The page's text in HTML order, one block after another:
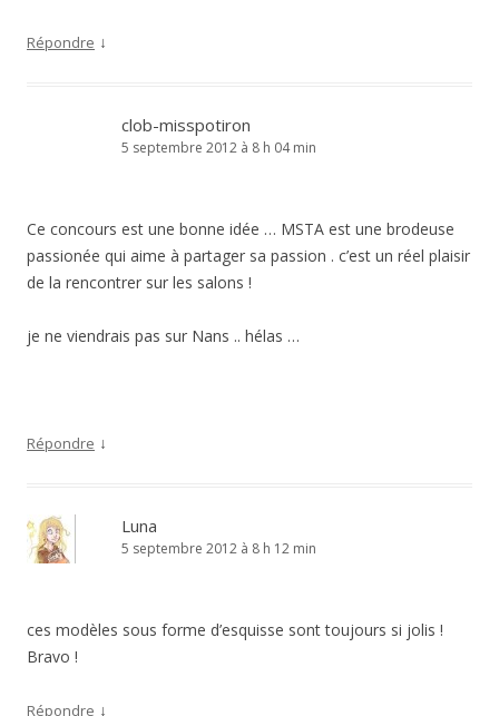
Répondre ↓
clob-misspotiron
5 septembre 2012 à 8 h 04 min
Ce concours est une bonne idée … MSTA est une brodeuse
passionée qui aime à partager sa passion . c’est un réel plaisir
de la rencontrer sur les salons !
je ne viendrais pas sur Nans .. hélas …
Répondre ↓
Luna
5 septembre 2012 à 8 h 12 min
ces modèles sous forme d’esquisse sont toujours si jolis !
Bravo !
Répondre ↓